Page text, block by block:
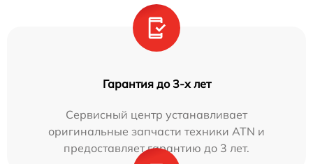
Гарантия до 3-х лет
Сервисный центр устанавливает
оригинальные запчасти техники ATN и
предоставляет гарантию до 3 лет.